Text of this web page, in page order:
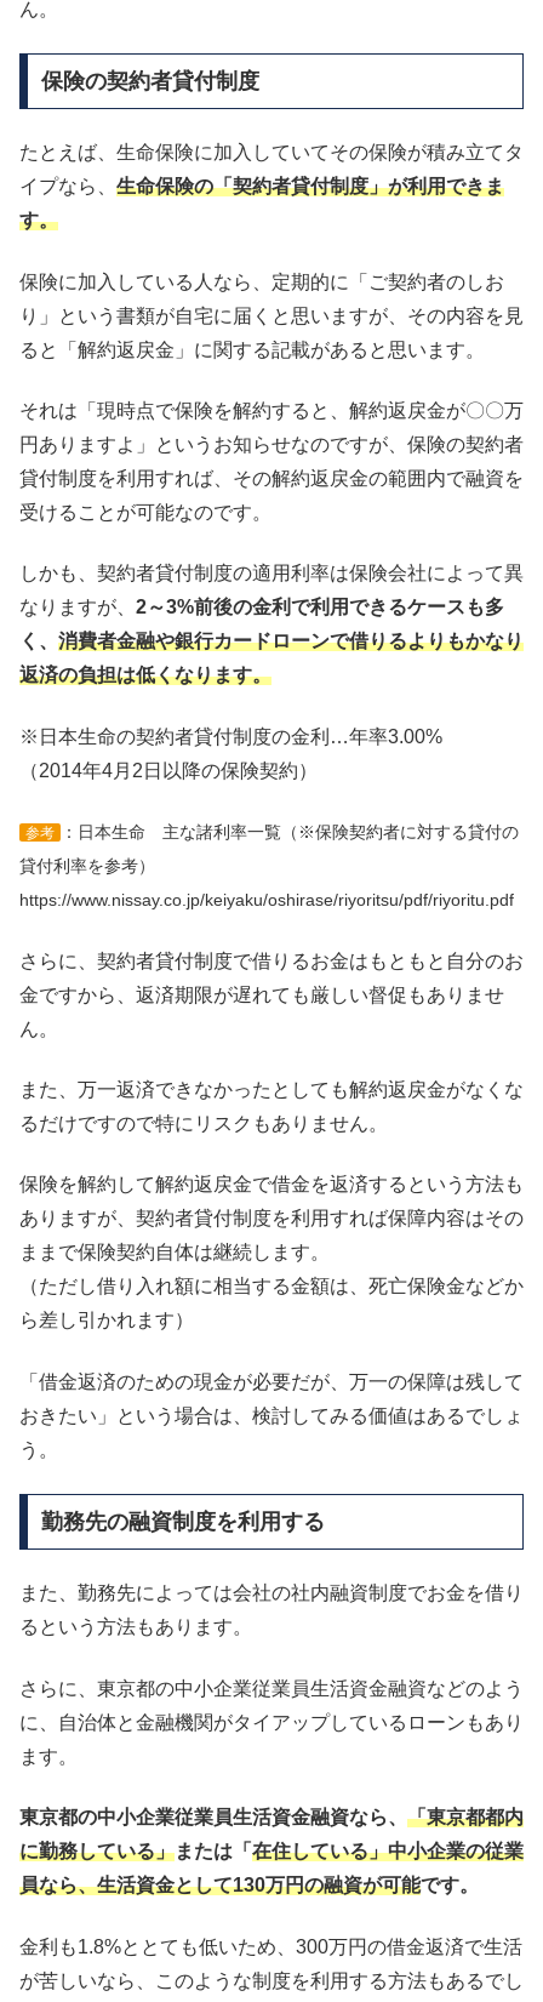
ん。
保険の契約者貸付制度
たとえば、生命保険に加入していてその保険が積み立てタ
イプなら、 生命保険の「契約者貸付制度」が利用できま
す。
保険に加入している人なら、定期的に「ご契約者のしお
り」という書類が自宅に届くと思いますが、その内容を見
ると「解約返戻金」に関する記載があると思います。
それは「現時点で保険を解約すると、解約返戻金が〇〇万
円ありますよ」というお知らせなのですが、保険の契約者
貸付制度を利用すれば、その解約返戻金の範囲内で融資を
受けることが可能なのです。
しかも、契約者貸付制度の適用利率は保険会社によって異
なりますが、 2～3%前後の金利で利用できるケースも多
く、 消費者金融や銀行カードローンで借りるよりもかなり
返済の負担は低くなります。
※日本生命の契約者貸付制度の金利…年率3.00%
（2014年4月2日以降の保険契約）
参考
：日本生命 主な諸利率一覧（※保険契約者に対する貸付の
貸付利率を参考）
https://www.nissay.co.jp/keiyaku/oshirase/riyoritsu/pdf/riyoritu.pdf
さらに、契約者貸付制度で借りるお金はもともと自分のお
金ですから、返済期限が遅れても厳しい督促もありませ
ん。
また、万一返済できなかったとしても解約返戻金がなくな
るだけですので特にリスクもありません。
保険を解約して解約返戻金で借金を返済するという方法も
ありますが、契約者貸付制度を利用すれば保障内容はその
ままで保険契約自体は継続します。
（ただし借り入れ額に相当する金額は、死亡保険金などか
ら差し引かれます）
「借金返済のための現金が必要だが、万一の保障は残して
おきたい」という場合は、検討してみる価値はあるでしょ
う。
勤務先の融資制度を利用する
また、勤務先によっては会社の社内融資制度でお金を借り
るという方法もあります。
さらに、東京都の中小企業従業員生活資金融資などのよう
に、自治体と金融機関がタイアップしているローンもあり
ます。
東京都の中小企業従業員生活資金融資なら、 「東京都都内
に勤務している」または「 在住している」中小企業の従業
員なら、生活資金として130万円の融資が可能です。
金利も1.8%ととても低いため、300万円の借金返済で生活
が苦しいなら、このような制度を利用する方法もあるでし